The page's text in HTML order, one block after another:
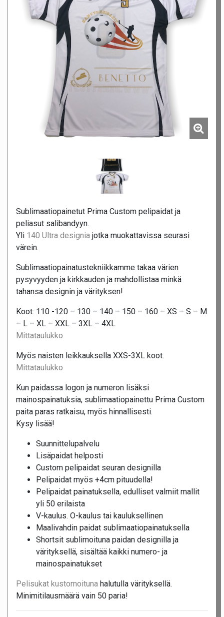
Sublimaatiopainetut Prima Custom pelipaidat ja
peliasut salibandyyn.
Yli 140 Ultra designia jotka muokattavissa seurasi
värein.
Sublimaatiopainatustekniikkamme takaa värien
pysyvyyden ja kirkkauden ja mahdollistaa minkä
tahansa designin ja värityksen!
Koot: 110 -120 – 130 – 140 – 150 – 160 – XS – S – M
– L – XL – XXL – 3XL – 4XL
Mittataulukko
Myös naisten leikkauksella XXS-3XL koot.
Mittataulukko
Kun paidassa logon ja numeron lisäksi
mainospainatuksia, sublimaatiopainettu Prima Custom
paita paras ratkaisu, myös hinnallisesti.
Kysy lisää!
Suunnittelupalvelu
Lisäpaidat helposti
Custom pelipaidat seuran designilla
Pelipaidat myös +4cm pituudella!
Pelipaidat painatuksella, edulliset valmiit mallit
yli 50 erilaista
V-kaulus. O-kaulus tai kauluksellinen
Maalivahdin paidat sublimaatiopainatuksella
Shortsit sublimoituna paidan designilla ja
värityksellä, sisältää kaikki numero- ja
mainospainatukset
Pelisukat kustomoituna halutulla värityksellä.
Minimitilausmäärä vain 50 paria!